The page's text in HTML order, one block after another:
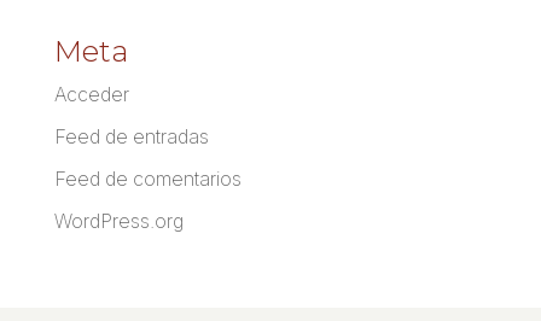
Meta
Acceder
Feed de entradas
Feed de comentarios
WordPress.org